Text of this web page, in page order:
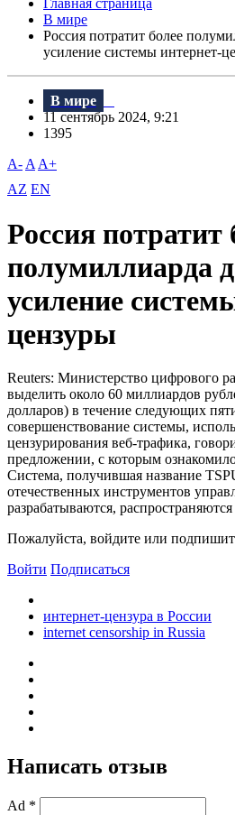
Главная страница
В мире
Россия потратит более
усиление системы интернет-
В мире
11 сентябрь 2024, 9:21
1395
A- A A+
AZ EN
Россия потратит
полумиллиарда
усиление
цензуры
Reuters: Министерство цифрового
выделить около 60 миллиардов
долларов) в течение следующих
совершенствование системы,
цензурирования веб-трафика,
предложении, с которым
Система, получившая название
отечественных инструментов
разрабатываются,
Пожалуйста, войдите или
Войти Подписаться
интернет-цензура в России
internet censorship in Russia
Написать отзыв
Ad *